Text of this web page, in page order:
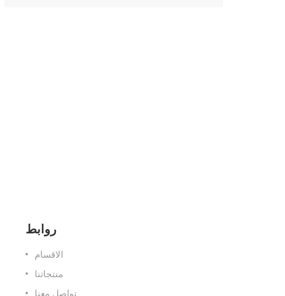
روابط
الاقسام
منتجاتنا
تواصل معنا